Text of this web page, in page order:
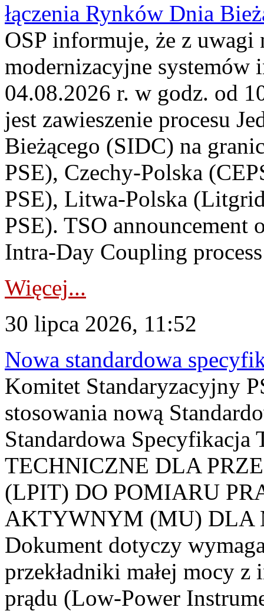
łączenia Rynków Dnia
OSP informuje, że z uwagi
modernizacyjne
04.08.2026 r. w godz. od
jest zawieszenie procesu
Bieżącego (SIDC) na
PSE), Czechy-Polska
PSE), Litwa-Polska
PSE). TSO announcement
Intra-Day Coupling
Więcej...
30 lipca 2026, 11:52
Nowa standardowa
Komitet Standaryzacyjny
stosowania nową
Standardowa
TECHNICZNE DLA
(LPIT) DO POMIARU
AKTYWNYM (MU) DLA
Dokument dotyczy
przekładniki małej mocy
prądu (Low-Power